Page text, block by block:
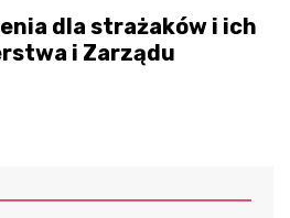
dla strażaków i ich
i Zarządu